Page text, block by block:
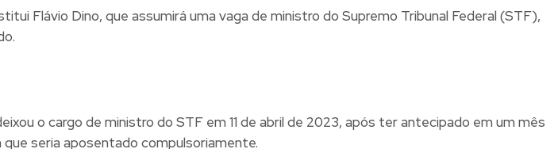
Flávio Dino, que assumirá uma vaga de ministro do Supremo Tribunal Federal (STF),
o cargo de ministro do STF em 11 de abril de 2023, após ter antecipado em um mês
seria aposentado compulsoriamente.